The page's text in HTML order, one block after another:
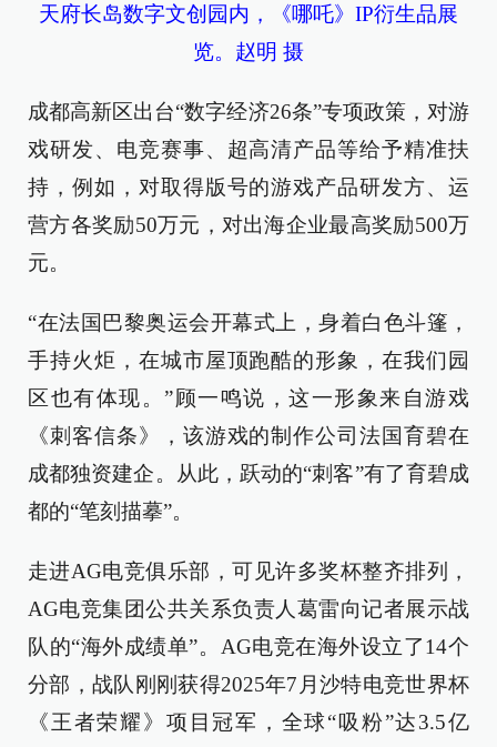
天府长岛数字文创园内，《哪吒》IP衍生品展
览。赵明 摄
成都高新区出台“数字经济26条”专项政策，对游
戏研发、电竞赛事、超高清产品等给予精准扶
持，例如，对取得版号的游戏产品研发方、运
营方各奖励50万元，对出海企业最高奖励500万
元。
“在法国巴黎奥运会开幕式上，身着白色斗篷，
手持火炬，在城市屋顶跑酷的形象，在我们园
区也有体现。”顾一鸣说，这一形象来自游戏
《刺客信条》，该游戏的制作公司法国育碧在
成都独资建企。从此，跃动的“刺客”有了育碧成
都的“笔刻描摹”。
走进AG电竞俱乐部，可见许多奖杯整齐排列，
AG电竞集团公共关系负责人葛雷向记者展示战
队的“海外成绩单”。AG电竞在海外设立了14个
分部，战队刚刚获得2025年7月沙特电竞世界杯
《王者荣耀》项目冠军，全球“吸粉”达3.5亿